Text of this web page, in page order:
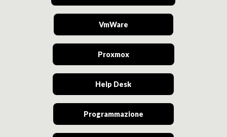
VmWare
Proxmox
Help Desk
Programmazione